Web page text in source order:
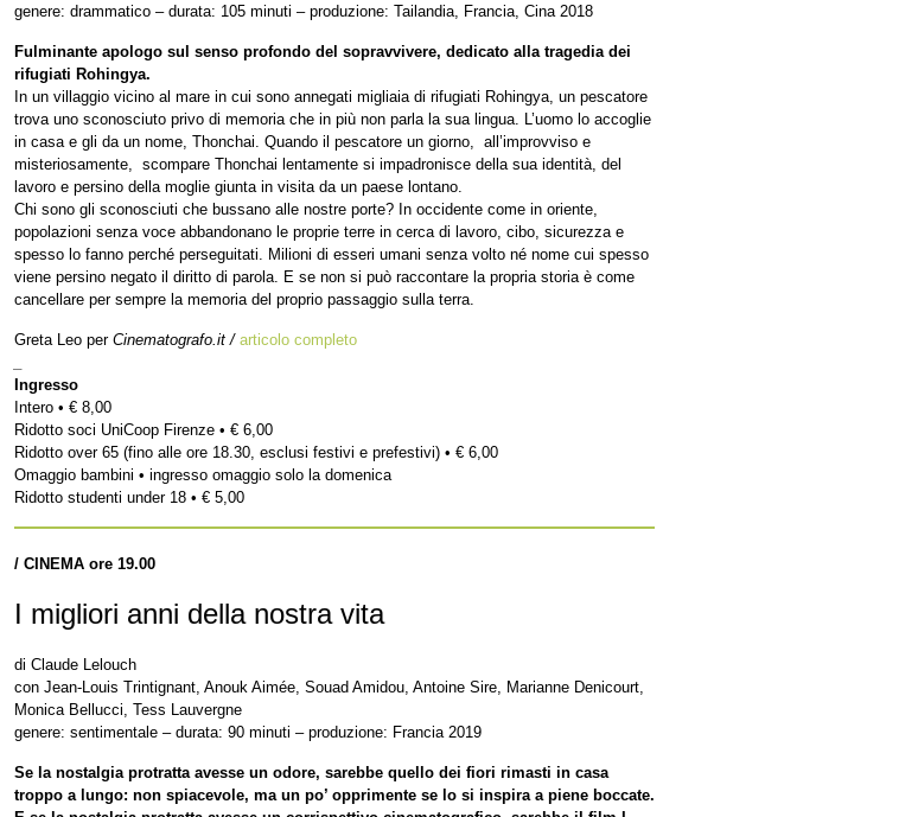
genere: drammatico – durata: 105 minuti – produzione: Tailandia, Francia, Cina 2018
Fulminante apologo sul senso profondo del sopravvivere, dedicato alla tragedia dei
rifugiati Rohingya.
In un villaggio vicino al mare in cui sono annegati migliaia di rifugiati Rohingya, un pescatore
trova uno sconosciuto privo di memoria che in più non parla la sua lingua. L’uomo lo accoglie
in casa e gli da un nome, Thonchai. Quando il pescatore un giorno, all’improvviso e
misteriosamente, scompare Thonchai lentamente si impadronisce della sua identità, del
lavoro e persino della moglie giunta in visita da un paese lontano.
Chi sono gli sconosciuti che bussano alle nostre porte? In occidente come in oriente,
popolazioni senza voce abbandonano le proprie terre in cerca di lavoro, cibo, sicurezza e
spesso lo fanno perché perseguitati. Milioni di esseri umani senza volto né nome cui spesso
viene persino negato il diritto di parola. E se non si può raccontare la propria storia è come
cancellare per sempre la memoria del proprio passaggio sulla terra.
Greta Leo per Cinematografo.it / articolo completo
Ingresso
Intero • € 8,00
Ridotto soci UniCoop Firenze • € 6,00
Ridotto over 65 (fino alle ore 18.30, esclusi festivi e prefestivi) • € 6,00
Omaggio bambini • ingresso omaggio solo la domenica
Ridotto studenti under 18 • € 5,00
/ CINEMA ore 19.00
I migliori anni della nostra vita
di Claude Lelouch
con Jean-Louis Trintignant, Anouk Aimée, Souad Amidou, Antoine Sire, Marianne Denicourt,
Monica Bellucci, Tess Lauvergne
genere: sentimentale – durata: 90 minuti – produzione: Francia 2019
Se la nostalgia protratta avesse un odore, sarebbe quello dei fiori rimasti in casa
troppo a lungo: non spiacevole, ma un po’ opprimente se lo si inspira a piene boccate.